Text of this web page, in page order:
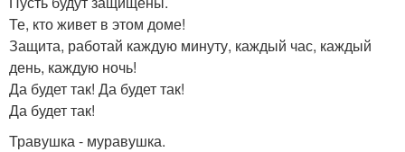
Те, кто живет в этом доме!
Защита, работай каждую минуту, каждый час, каждый
день, каждую ночь!
Да будет так! Да будет так!
Да будет так!
Травушка - муравушка.